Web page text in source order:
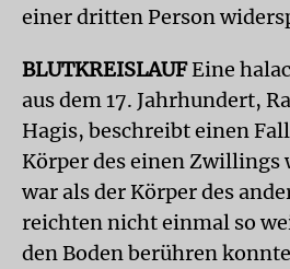
einer dritten Person
BLUTKREISLAUFEine
aus dem 17. Jahrhundert,
Hagis, beschreibt einen
Körper des einen Zwillings
war als der Körper des
reichten nicht einmal so
den Boden berühren